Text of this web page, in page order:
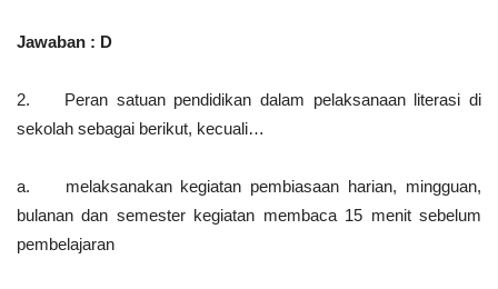
Jawaban : D
2. Peran satuan pendidikan dalam pelaksanaan literasi di
sekolah sebagai berikut, kecuali…
a. melaksanakan kegiatan pembiasaan harian, mingguan,
bulanan dan semester kegiatan membaca 15 menit sebelum
pembelajaran